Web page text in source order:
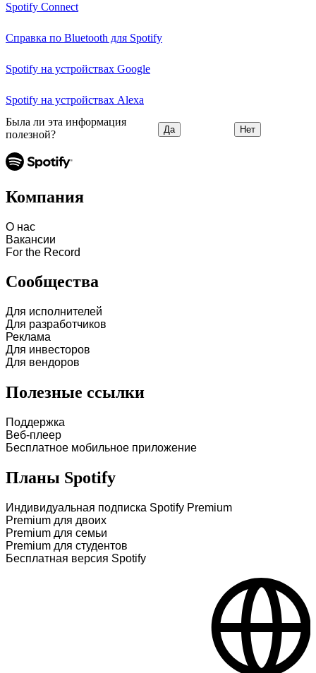
Spotify Connect
Справка по Bluetooth для Spotify
Spotify на устройствах Google
Spotify на устройствах Alexa
Была ли эта информация
полезной?
Да Нет
Компания
О нас
Вакансии
For the Record
Сообщества
Для исполнителей
Для разработчиков
Реклама
Для инвесторов
Для вендоров
Полезные ссылки
Поддержка
Веб-плеер
Бесплатное мобильное приложение
Планы Spotify
Индивидуальная подписка Spotify Premium
Premium для двоих
Premium для семьи
Premium для студентов
Бесплатная версия Spotify